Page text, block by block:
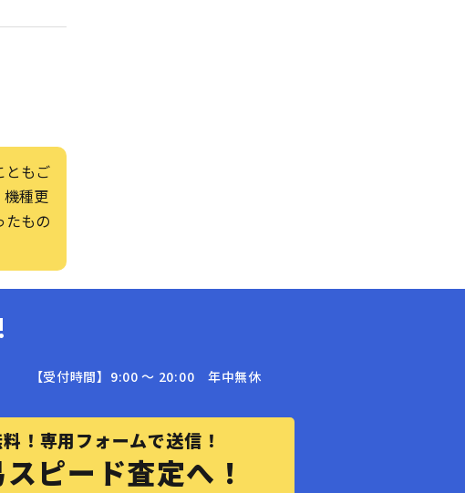
ともご
機種更
たもの
【受付時間】9:00 〜 20:00 年中無休
！専用フォームで送信！
ピード査定へ！